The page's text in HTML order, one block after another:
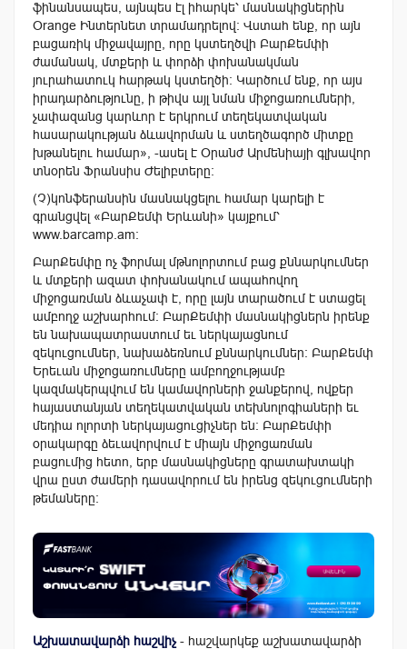
ֆինանսապես, այնպես էլ իհարկե՝ մասնակիցներին
Orange Ինտերնետ տրամադրելով: Վստահ ենք, որ այն
բացառիկ միջավայրը, որը կստեղծվի ԲարՔեմփի
ժամանակ, մտքերի և փորձի փոխանակման
յուրահատուկ հարթակ կստեղծի: Կարծում ենք, որ այս
իրադարձությունը, ի թիվս այլ նման միջոցառումների,
չափազանց կարևոր է երկրում տեղեկատվական
հասարակության ձևավորման և ստեղծագործ միտքը
խթանելու համար», -ասել է Օրանժ Արմենիայի գլխավոր
տնօրեն Ֆրանսիս Ժելիբտերը:
(Չ)կոնֆերանսին մասնակցելու համար կարելի է
գրանցվել «ԲարՔեմփ Երևանի» կայքում՝
www.barcamp.am:
ԲարՔեմփը ոչ ֆորմալ մթնոլորտում բաց քննարկումներ
և մտքերի ազատ փոխանակում ապահովող
միջոցառման ձևաչափ է, որը լայն տարածում է ստացել
ամբողջ աշխարհում։ ԲարՔեմփի մասնակիցներն իրենք
են նախապատրաստում եւ ներկայացնում
զեկուցումներ, նախաձեռնում քննարկումներ։ ԲարՔեմփ
Երեւան միջոցառումները ամբողջությամբ
կազմակերպվում են կամավորների ջանքերով, ովքեր
հայաստանյան տեղեկատվական տեխնոլոգիաների եւ
մեդիա ոլորտի ներկայացուցիչներ են: ԲարՔեմփի
օրակարգը ձեւավորվում է միայն միջոցառման
բացումից հետո, երբ մասնակիցները գրատախտակի
վրա ըստ ժամերի դասավորում են իրենց զեկուցումների
թեմաները։
Աշխատավարձի հաշվիչ - հաշվարկեք աշխատավարձի